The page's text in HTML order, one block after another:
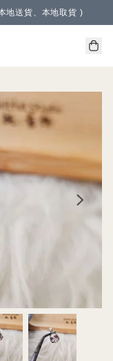
地送貨、本地取貨 )